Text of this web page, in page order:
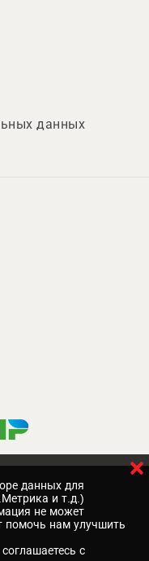
данных
данных для
и т.д.)
не может
помочь нам улучшить
с